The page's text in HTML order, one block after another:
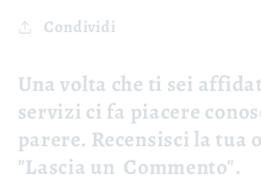
Condividi
Una volta che ti sei
servizi ci fa piacere
parere. Recensisci la tua
"Lascia un Commento".